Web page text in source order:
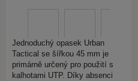
Jednoduchý opasek Urban
Tactical se šířkou 45 mm je
primárně určený pro použití s
kalhotami UTP. Díky absenci